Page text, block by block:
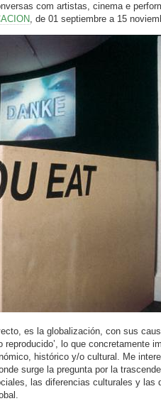
com artistas, cinema e
, de 01 septiembre a 15
es la globalización, con sus
lo que concretamente
histórico y/o cultural. Me
surge la pregunta por la
las diferencias culturales y las